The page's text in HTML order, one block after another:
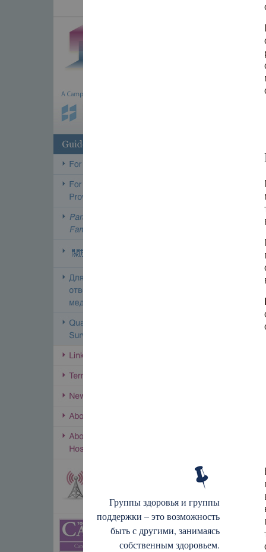
Группы здоровья и группы
поддержки – это возможность
быть с другими, занимаясь
собственным здоровьем.